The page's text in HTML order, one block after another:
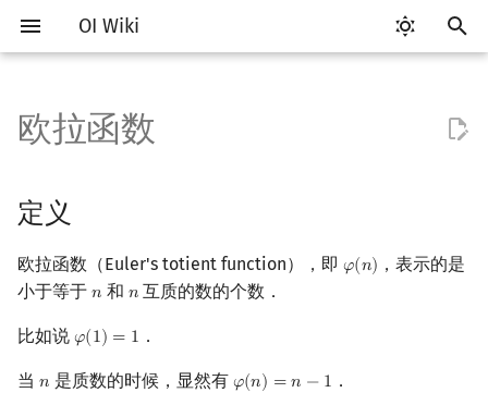
OI Wiki
入
以
始
搜
Getting Started
关于本项目
如何参与
比赛相关简介
赛事
题型 常见错误
工具软件简介
代码编辑工具
VS Code
评测工具 Cena
Generator
语言基础简介
C++ 基础
变量
C++ 标准库 STL 算法
值类别
算法基础简介
复杂度
枚举 冒泡排序
搜索部分简介
DFS（搜索）
BFS（搜索）
动态规划部分简介
动态规划基础
记忆化搜索 斜率优化
字符串部分简介
字符串基础
标准库
数字系统简介
进位制
平衡三进制
定义
性质
实现
多项式与生成函数简介
代数基本定理
快速傅里叶变换
排列组合
抽屉原理
容斥原理
线性代数简介
向量
内积和外积
线性规划基础
单纯形法
基本概念
群论
环论
基本概念
条件概率与独立性
随机变量
博弈论简介
公平组合游戏
零和游戏
插值
数值积分
高斯消元
数据结构部分简介
栈
队列 配对堆
块状链表
李超线段树
值
Splay 树
可持久化块状数组
线段树套平衡树
Euler Tour Tree
图论部分简介
图论相关概念
图的存储 树的中心
k 短路
最小直径生成树
割点和桥
最小割
二分图最大权匹配
计算几何部分简介
二维计算几何基础
三维计算几何基础
杂项简介
离散化
双指针 整体二分
爬山算法
RMQ
并查集应用
括号序列
欧拉函数
定义
欧拉函数（Euler's totient function），即 𝜑(𝑛)
φ(n) ，表示的是
小于等于 𝑛
n 和 𝑛
n 互质的数的个数．
比如说 𝜑(1) = 1
φ(1)=1 ．
当 𝑛
n 是质数的时候，显然有 𝜑(𝑛) = 𝑛 − 1
φ(n)=n−1 ．